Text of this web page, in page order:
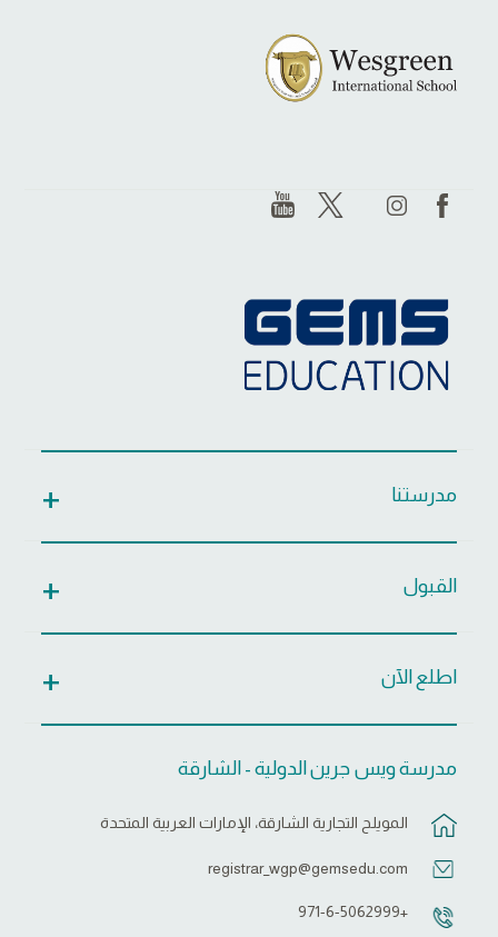
مدرستنا
القبول
اطلع الآن
مدرسة ويس جرين الدولية - الشارقة
المويلح التجارية الشارقة، الإمارات العربية المتحدة
registrar_wgp@gemsedu.com
+971-6-5062999